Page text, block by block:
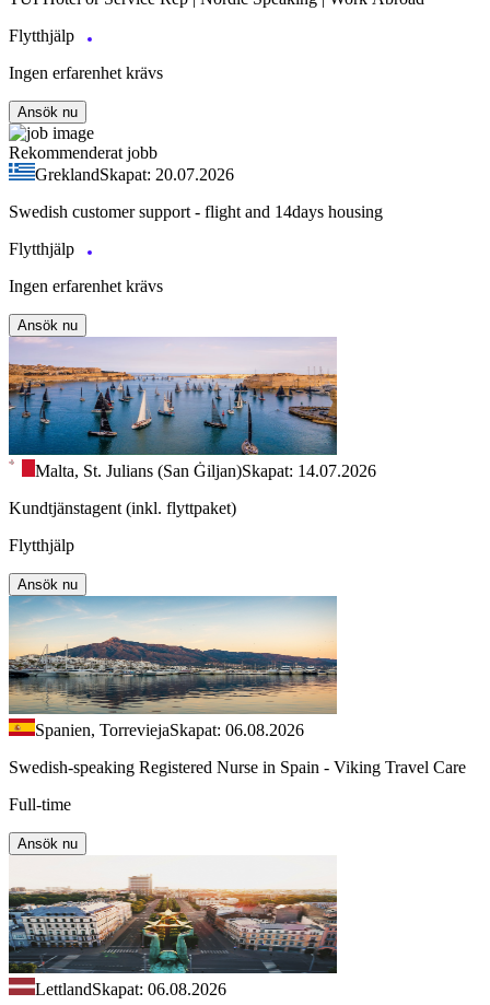
Flytthjälp
Ingen erfarenhet krävs
Ansök nu
Rekommenderat jobb
GreklandSkapat: 20.07.2026
Swedish customer support - flight and 14days housing
Flytthjälp
Ingen erfarenhet krävs
Ansök nu
Malta, St. Julians (San Ġiljan)Skapat: 14.07.2026
Kundtjänstagent (inkl. flyttpaket)
Flytthjälp
Ansök nu
Spanien, TorreviejaSkapat: 06.08.2026
Swedish-speaking Registered Nurse in Spain - Viking Travel Care
Full-time
Ansök nu
LettlandSkapat: 06.08.2026